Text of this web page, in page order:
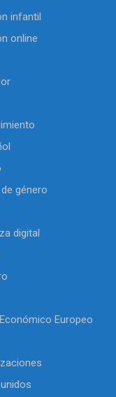
infantil
online
género
digital
Europeo